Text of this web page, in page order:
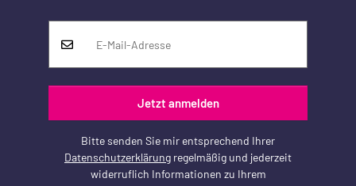
Jetzt anmelden
Bitte senden Sie mir entsprechend Ihrer
Datenschutzerklärung regelmäßig und jederzeit
widerruflich Informationen zu Ihrem